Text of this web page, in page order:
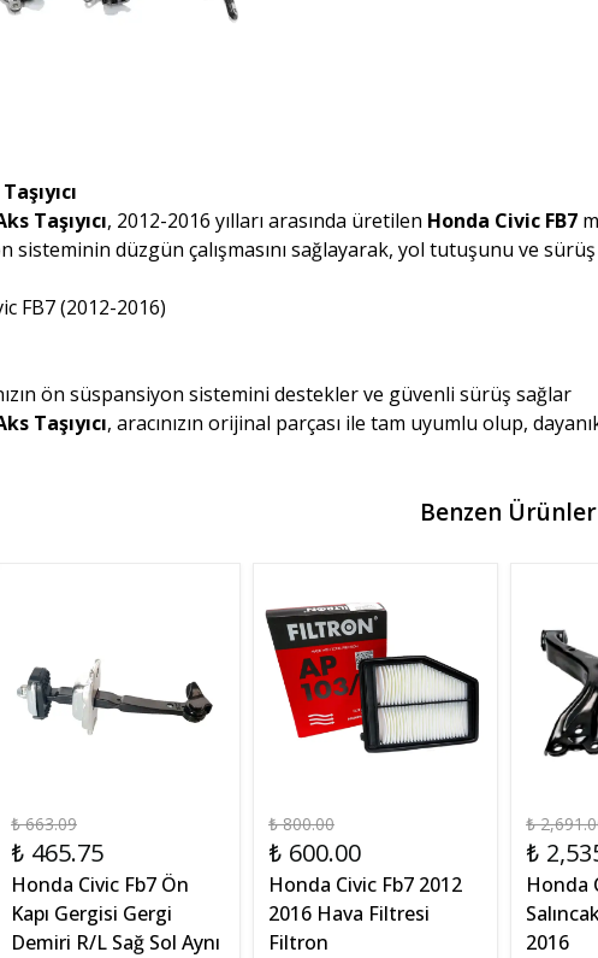
Taşıyıcı, 2012-2016 yılları arasında üretilen Honda Civic FB7
sisteminin düzgün çalışmasını sağlayarak, yol tutuşunu ve
FB7 (2012-2016)
ön süspansiyon sistemini destekler ve güvenli sürüş sağlar
Taşıyıcı, aracınızın orijinal parçası ile tam uyumlu olup,
Benzen Ürünler
₺ 663.09
₺ 465.75
Honda Civic Fb7 Ön
Kapı Gergisi Gergi
Demiri R/L Sağ Sol Aynı
₺ 800.00
₺ 600.00
Honda Civic Fb7 2012
2016 Hava Filtresi
Filtron
₺
₺
Honda
2016